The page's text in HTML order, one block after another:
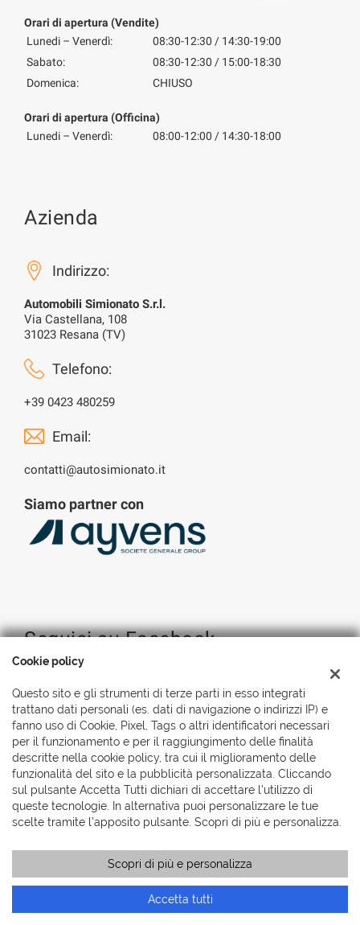
Orari di apertura (Vendite)
Lunedi – Venerdì:
08:30-12:30 / 14:30-19:00
Sabato:
08:30-12:30 / 15:00-18:30
Domenica:
CHIUSO
Orari di apertura (Officina)
Lunedi – Venerdì:
08:00-12:00 / 14:30-18:00
Azienda
Indirizzo:
Automobili Simionato S.r.l.
Via Castellana, 108
31023 Resana (TV)
Telefono:
+39 0423 480259
Email:
contatti@autosimionato.it
Siamo partner con
Seguici su Facebook
Copyright © 2026 Automobili Simionato S.r.l., Tutti i diritti
riservati-Leggi l'informativa sulla privacy-Cookie Policy
Cookie policy
Questo sito e gli strumenti di terze parti in esso integrati
trattano dati personali (es. dati di navigazione o indirizzi IP) e
fanno uso di Cookie, Pixel, Tags o altri identificatori necessari
per il funzionamento e per il raggiungimento delle finalità
descritte nella cookie policy, tra cui il miglioramento delle
funzionalità del sito e la pubblicità personalizzata. Cliccando
sul pulsante Accetta Tutti dichiari di accettare l'utilizzo di
queste tecnologie. In alternativa puoi personalizzare le tue
scelte tramite l'apposito pulsante. Scopri di più e personalizza.
Scopri di più e personalizza
Accetta tutti